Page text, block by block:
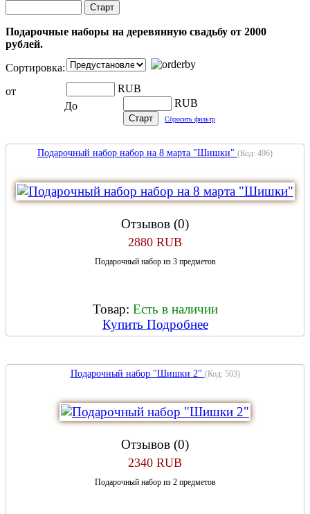
Подарочные наборы на деревянную свадьбу от 2000
рублей.
Сортировка:
от
RUB
До
RUB
Сбросить фильтр
Подарочный набор набор на 8 марта "Шишки" (Код: 496)
Отзывов (0)
2880 RUB
Подарочный набор из 3 предметов
Товар: Есть в наличии
Купить Подробнее
Подарочный набор "Шишки 2" (Код: 503)
Отзывов (0)
2340 RUB
Подарочный набор из 2 предметов